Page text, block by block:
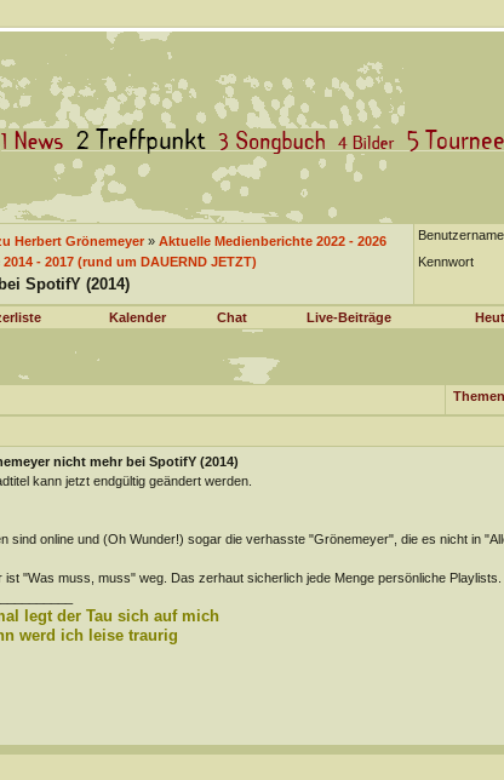
Herbert Grönemeyer» Aktuelle Medienberichte 2022 - 2026
- 2017 (rund um DAUERND JETZT)
SpotifY (2014)
Benutzername
Kennwort
Kalender Chat Live-Beiträge
nicht mehr bei SpotifY (2014)
kann jetzt endgültig geändert werden.
sind online und (Oh Wunder!) sogar die verhasste "Grönemeyer", die es nicht in
ist "Was muss, muss" weg. Das zerhaut sicherlich jede Menge persönliche Playlists.
legt der Tau sich auf mich
werd ich leise traurig